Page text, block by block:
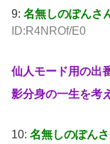
9: 名無しのぽんさ
ID:R4NROf/E0
仙人モード用の出
影分身の一生を考
10: 名無しのぽん